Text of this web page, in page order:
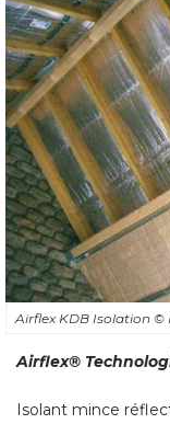
Airflex KDB Isolation ©
Airflex®
Isolant mince